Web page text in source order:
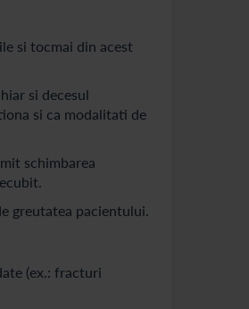
si tocmai din acest
si decesul
si ca modalitati de
schimbarea
greutatea pacientului.
(ex.: fracturi